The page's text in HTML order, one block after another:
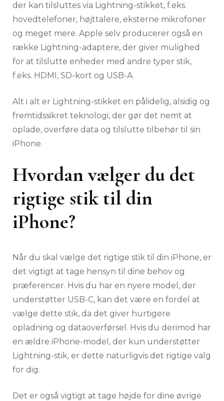
der kan tilsluttes via Lightning-stikket, f.eks.
hovedtelefoner, højttalere, eksterne mikrofoner
og meget mere. Apple selv producerer også en
række Lightning-adaptere, der giver mulighed
for at tilslutte enheder med andre typer stik,
f.eks. HDMI, SD-kort og USB-A.
Alt i alt er Lightning-stikket en pålidelig, alsidig og
fremtidssikret teknologi, der gør det nemt at
oplade, overføre data og tilslutte tilbehør til sin
iPhone.
Hvordan vælger du det
rigtige stik til din
iPhone?
Når du skal vælge det rigtige stik til din iPhone, er
det vigtigt at tage hensyn til dine behov og
præferencer. Hvis du har en nyere model, der
understøtter USB-C, kan det være en fordel at
vælge dette stik, da det giver hurtigere
opladning og dataoverførsel. Hvis du derimod har
en ældre iPhone-model, der kun understøtter
Lightning-stik, er dette naturligvis det rigtige valg
for dig.
Det er også vigtigt at tage højde for dine øvrige